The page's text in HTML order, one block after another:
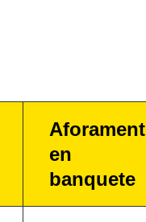
Aforament
en
banquete